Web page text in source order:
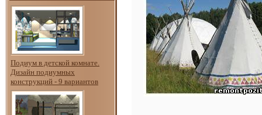
Подиум в детской комнате.
Дизайн подиумных
конструкций - 9 вариантов